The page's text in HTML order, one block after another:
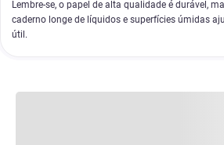
Lembre-se, o papel de alta qualidade é durável,
caderno longe de líquidos e superfícies úmidas
útil.